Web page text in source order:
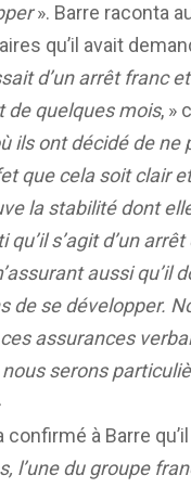
». Barre raconta
qu’il avait
d’un arrêt franc
de quelques mois, »
ils ont décidé de ne
que cela soit clair
la stabilité dont
qu’il s’agit d’un
aussi qu’il
de se développer.
assurances
serons
confirmé à Barre qu’il
l’une du groupe